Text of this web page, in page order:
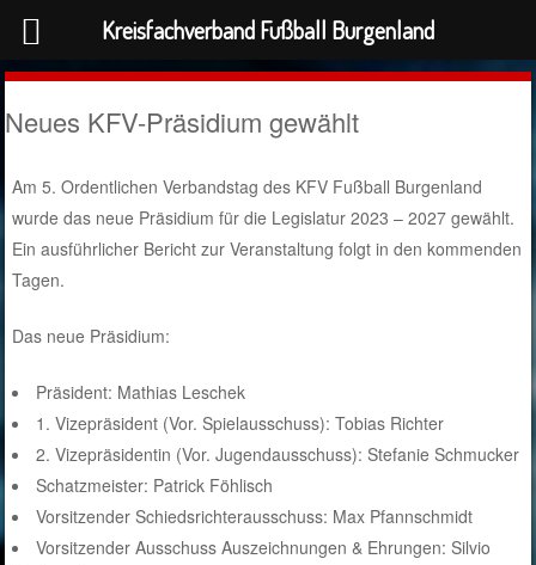
Neues KFV-Präsidium gewählt
Am 5. Ordentlichen Verbandstag des KFV Fußball Burgenland
wurde das neue Präsidium für die Legislatur 2023 – 2027 gewählt.
Ein ausführlicher Bericht zur Veranstaltung folgt in den kommenden
Tagen.
Das neue Präsidium:
Präsident: Mathias Leschek
1. Vizepräsident (Vor. Spielausschuss): Tobias Richter
2. Vizepräsidentin (Vor. Jugendausschuss): Stefanie Schmucker
Schatzmeister: Patrick Föhlisch
Vorsitzender Schiedsrichterausschuss: Max Pfannschmidt
Vorsitzender Ausschuss Auszeichnungen & Ehrungen: Silvio
Kreisfachverband Fußball Burgenland